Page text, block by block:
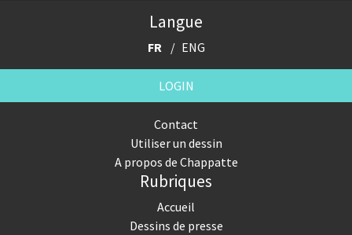
Langue
FR ENG
LOGIN
Contact
Utiliser un dessin
A propos de Chappatte
Rubriques
Accueil
Dessins de presse